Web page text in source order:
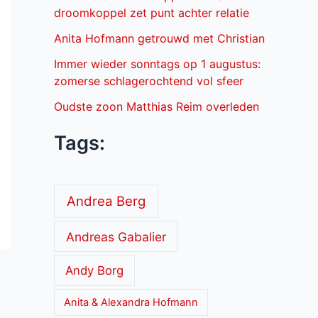
droomkoppel zet punt achter relatie
Anita Hofmann getrouwd met Christian
Immer wieder sonntags op 1 augustus:
zomerse schlagerochtend vol sfeer
Oudste zoon Matthias Reim overleden
Tags:
Andrea Berg
Andreas Gabalier
Andy Borg
Anita & Alexandra Hofmann